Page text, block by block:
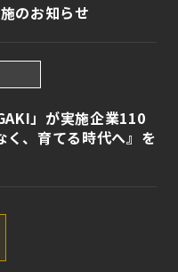
のお知らせ
」が実施企業110
く、育てる時代へ』を